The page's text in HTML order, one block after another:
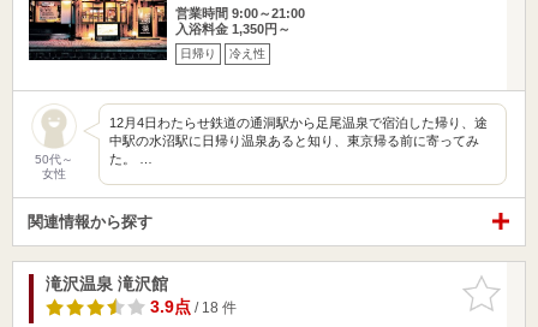
営業時間 9:00～21:00
入浴料金 1,350円～
日帰り 冷え性
50代～
女性
12月4日わたらせ鉄道の通洞駅から足尾温泉で宿泊した帰り、途
中駅の水沼駅に日帰り温泉あると知り、東京帰る前に寄ってみ
た。 …
関連情報から探す
お気に入
りに追加
滝沢温泉 滝沢館
3.9点/ 18 件